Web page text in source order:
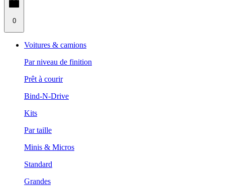
0
Voitures & camions
Par niveau de finition
Prêt à courir
Bind-N-Drive
Kits
Par taille
Minis & Micros
Standard
Grandes